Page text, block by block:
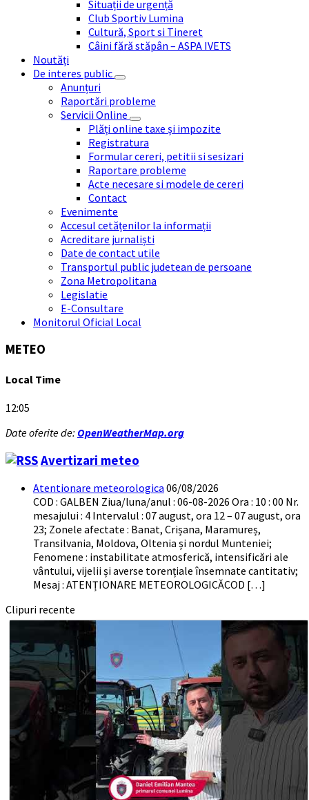
Situații de urgență
Club Sportiv Lumina
Cultură, Sport si Tineret
Câini fără stăpân – ASPA IVETS
Noutăți
De interes public
Anunțuri
Raportări probleme
Servicii Online
Plăți online taxe și impozite
Registratura
Formular cereri, petitii si sesizari
Raportare probleme
Acte necesare si modele de cereri
Contact
Evenimente
Accesul cetățenilor la informații
Acreditare jurnaliști
Date de contact utile
Transportul public judetean de persoane
Zona Metropolitana
Legislatie
E-Consultare
Monitorul Oficial Local
METEO
Local Time
12:05
Date oferite de: OpenWeatherMap.org
Avertizari meteo
Atentionare meteorologica 06/08/2026
COD : GALBEN Ziua/luna/anul : 06-08-2026 Ora : 10 : 00 Nr.
mesajului : 4 Intervalul : 07 august, ora 12 – 07 august, ora
23; Zonele afectate : Banat, Crișana, Maramureș,
Transilvania, Moldova, Oltenia și nordul Munteniei;
Fenomene : instabilitate atmosferică, intensificări ale
vântului, vijelii și averse torențiale însemnate cantitativ;
Mesaj : ATENȚIONARE METEOROLOGICĂCOD […]
Clipuri recente